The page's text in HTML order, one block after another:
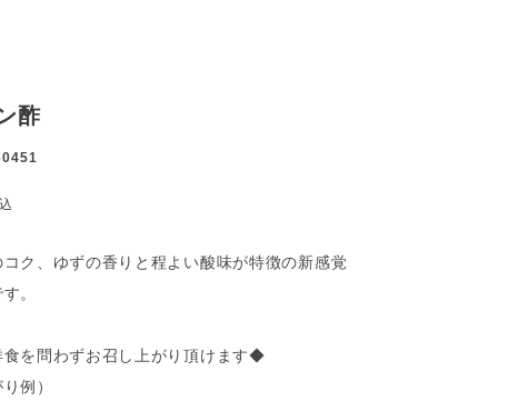
酢
ク、ゆずの香りと程よい酸味が特徴の新感覚
。
を問わずお召し上がり頂けます◆
例）